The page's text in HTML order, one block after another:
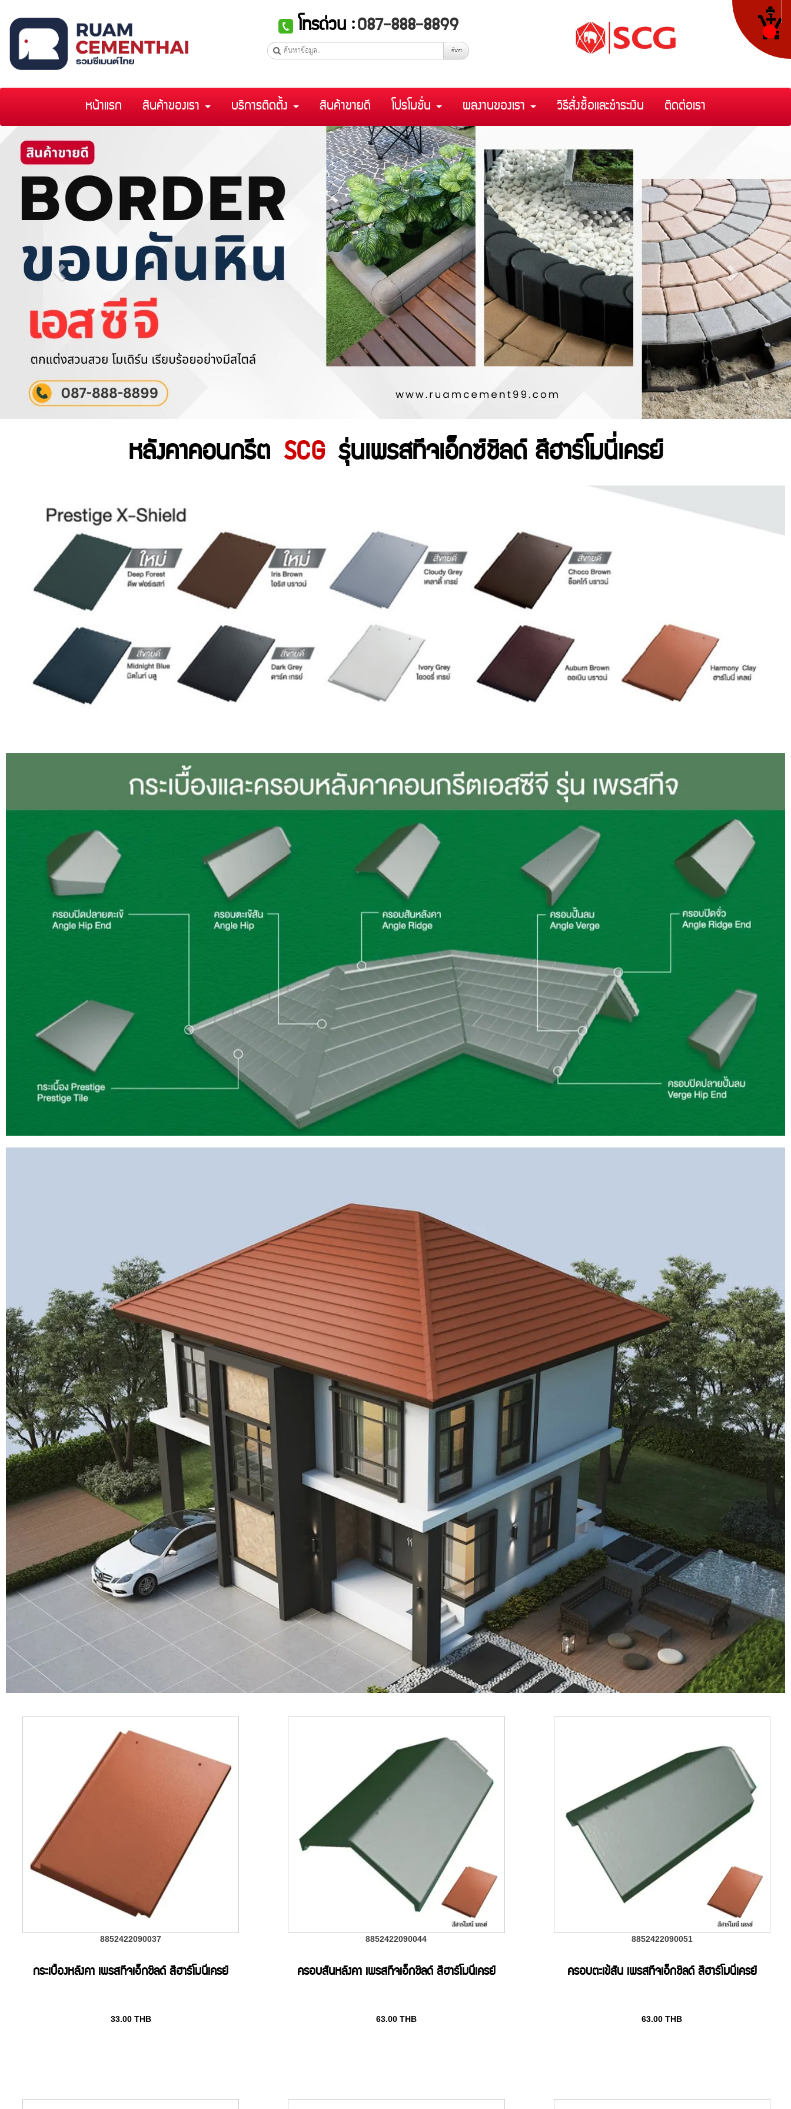
หน้าแรก สินค้าของเรา บริการติดตั้ง สินค้าขายดี โปรโมชั่น ผลงานของเรา วิธีสั่งซื้อและชำระเงิน ติดต่อเรา
โทรด่วน : 087-888-8899
ค้นหา
หลังคาคอนกรีตSCGรุ่นเพรสทีจเอ็กซ์ชิลด์ สีฮาร์โมนี่เครย์
8852422090037
กระเบื้องหลังคา เพรสทีจเอ็กชิลด์ สีฮาร์โมนี่เครย์
33.00 THB
8852422090044
ครอบสันหลังคา เพรสทีจเอ็กชิลด์ สีฮาร์โมนี่เครย์
63.00 THB
8852422090051
ครอบตะเข้สัน เพรสทีจเอ็กชิลด์ สีฮาร์โมนี่เครย์
63.00 THB